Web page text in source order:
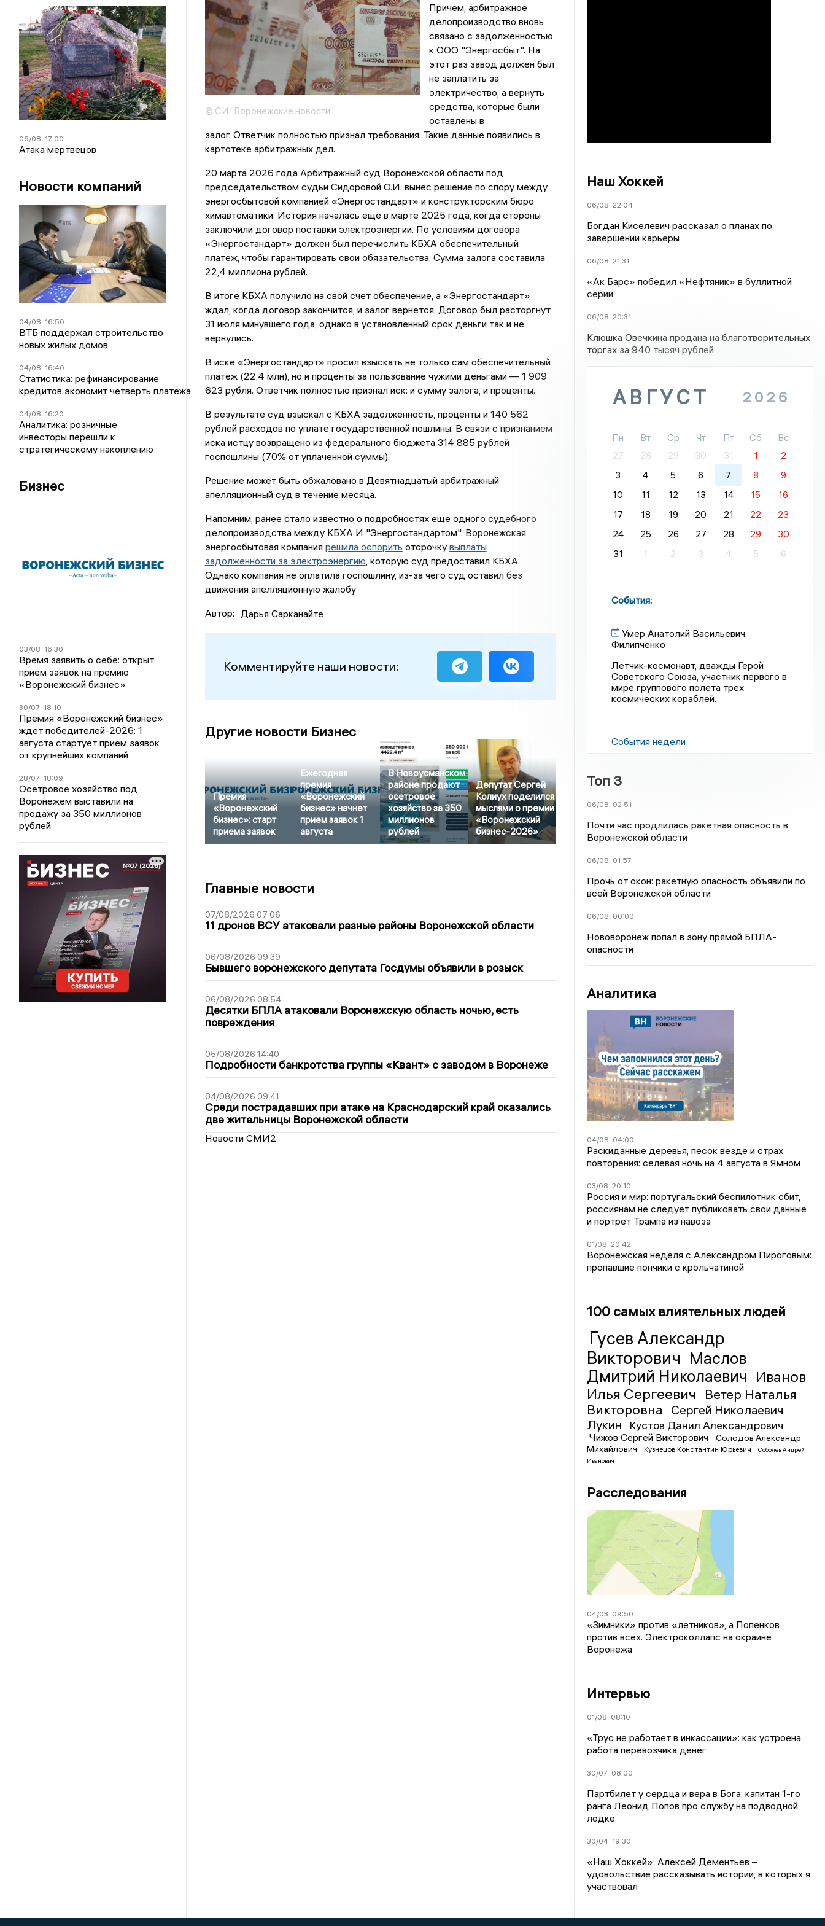
06/08 17:00
Атака мертвецов
Новости компаний
04/08 16:50
ВТБ поддержал строительство
новых жилых домов
04/08 16:40
Статистика: рефинансирование
кредитов экономит четверть платежа
04/08 16:20
Аналитика: розничные
инвесторы перешли к
стратегическому накоплению
Бизнес
03/08 16:30
Время заявить о себе: открыт
прием заявок на премию
«Воронежский бизнес»
30/07 18:10
Премия «Воронежский бизнес»
ждет победителей-2026: 1
августа стартует прием заявок
от крупнейших компаний
28/07 18:09
Осетровое хозяйство под
Воронежем выставили на
продажу за 350 миллионов
рублей
© СИ "Воронежские новости"
Причем, арбитражное
делопроизводство вновь
связано с задолженностью
к ООО "Энергосбыт". На
этот раз завод должен был
не заплатить за
электричество, а вернуть
средства, которые были
оставлены в
залог. Ответчик полностью признал требования. Такие данные появились в
картотеке арбитражных дел.
20 марта 2026 года Арбитражный суд Воронежской области под
председательством судьи Сидоровой О.И. вынес решение по спору между
энергосбытовой компанией «Энергостандарт» и конструкторским бюро
химавтоматики. История началась еще в марте 2025 года, когда стороны
заключили договор поставки электроэнергии. По условиям договора
«Энергостандарт» должен был перечислить КБХА обеспечительный
платеж, чтобы гарантировать свои обязательства. Сумма залога составила
22,4 миллиона рублей.
В итоге КБХА получило на свой счет обеспечение, а «Энергостандарт»
ждал, когда договор закончится, и залог вернется. Договор был расторгнут
31 июля минувшего года, однако в установленный срок деньги так и не
вернулись.
В иске «Энергостандарт» просил взыскать не только сам обеспечительный
платеж (22,4 млн), но и проценты за пользование чужими деньгами — 1 909
623 рубля. Ответчик полностью признал иск: и сумму залога, и проценты.
В результате суд взыскал с КБХА задолженность, проценты и 140 562
рублей расходов по уплате государственной пошлины. В связи с признанием
иска истцу возвращено из федерального бюджета 314 885 рублей
госпошлины (70% от уплаченной суммы).
Решение может быть обжаловано в Девятнадцатый арбитражный
апелляционный суд в течение месяца.
Напомним, ранее стало известно о подробностях еще одного судебного
делопроизводства между КБХА И "Энергостандартом". Воронежская
энергосбытовая компания решила оспорить отсрочку выплаты
задолженности за электроэнергию, которую суд предоставил КБХА.
Однако компания не оплатила госпошлину, из-за чего суд оставил без
движения апелляционную жалобу
Автор: Дарья Сарканайте
Комментируйте наши новости:
Другие новости Бизнес
Премия
«Воронежский
бизнес»: старт
приема заявок
Ежегодная
премия
«Воронежский
бизнес» начнет
прием заявок 1
августа
В Новоусманском
районе продают
осетровое
хозяйство за 350
миллионов
рублей
Депутат Сергей
Колиух поделился
мыслями о премии
«Воронежский
бизнес-2026»
Главные новости
07/08/2026 07:06
11 дронов ВСУ атаковали разные районы Воронежской области
06/08/2026 09:39
Бывшего воронежского депутата Госдумы объявили в розыск
06/08/2026 08:54
Десятки БПЛА атаковали Воронежскую область ночью, есть
повреждения
05/08/2026 14:40
Подробности банкротства группы «Квант» с заводом в Воронеже
04/08/2026 09:41
Среди пострадавших при атаке на Краснодарский край оказались
две жительницы Воронежской области
Новости СМИ2
Наш Хоккей
06/08 22:04
Богдан Киселевич рассказал о планах по
завершении карьеры
06/08 21:31
«Ак Барс» победил «Нефтяник» в буллитной
серии
06/08 20:31
Клюшка Овечкина продана на благотворительных
торгах за 940 тысяч рублей
АВГУСТ 2026
Пн Вт Ср Чт Пт Сб
Вс
27
28 29 30 31 1
2
3
4 5 6 7 8
9
10
11 12 13 14 15
16
17
18 19 20 21 22
23
24
25 26 27 28 29
30
31
1 2 3 4 5 6
События:
Умер Анатолий Васильевич
Филипченко
Летчик-космонавт, дважды Герой
Советского Союза, участник первого в
мире группового полета трех
космических кораблей.
События недели
Топ 3
06/08 02:51
Почти час продлилась ракетная опасность в
Воронежской области
06/08 01:57
Прочь от окон: ракетную опасность объявили по
всей Воронежской области
06/08 00:00
Нововоронеж попал в зону прямой БПЛА-
опасности
Аналитика
04/08 04:00
Раскиданные деревья, песок везде и страх
повторения: селевая ночь на 4 августа в Ямном
03/08 20:10
Россия и мир: португальский беспилотник сбит,
россиянам не следует публиковать свои данные
и портрет Трампа из навоза
01/08 20:42
Воронежская неделя с Александром Пироговым:
пропавшие пончики с крольчатиной
100 самых влиятельных людей
Гусев Александр
Викторович Маслов
Дмитрий Николаевич Иванов
Илья Сергеевич
Ветер Наталья
Викторовна
Сергей Николаевич
Лукин
Кустов Данил Александрович
Чижов Сергей Викторович
Солодов Александр
Михайлович
Кузнецов Константин Юрьевич
Соболев Андрей
Иванович
Расследования
04/03 09:50
«Зимники» против «летников», а Попенков
против всех. Электроколлапс на окраине
Воронежа
Интервью
01/08 08:10
«Трус не работает в инкассации»: как устроена
работа перевозчика денег
30/07 08:00
Партбилет у сердца и вера в Бога: капитан 1-го
ранга Леонид Попов про службу на подводной
лодке
30/04 19:30
«Наш Хоккей»: Алексей Дементьев –
удовольствие рассказывать истории, в которых я
участвовал